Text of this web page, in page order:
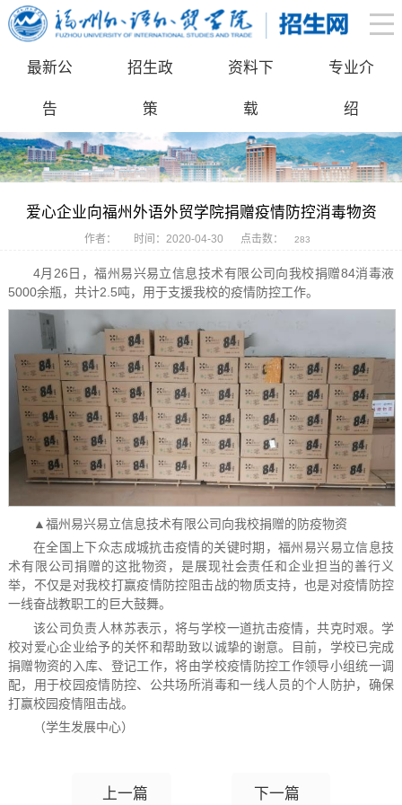
最新公
告
招生政
策
资料下
载
专业介
绍
爱心企业向福州外语外贸学院捐赠疫情防控消毒物资
作者： 时间：2020-04-30 点击数： 283
4月26日，福州易兴易立信息技术有限公司向我校捐赠84消毒液
5000余瓶，共计2.5吨，用于支援我校的疫情防控工作。
▲福州易兴易立信息技术有限公司向我校捐赠的防疫物资
在全国上下众志成城抗击疫情的关键时期，福州易兴易立信息技
术有限公司捐赠的这批物资，是展现社会责任和企业担当的善行义
举，不仅是对我校打赢疫情防控阻击战的物质支持，也是对疫情防控
一线奋战教职工的巨大鼓舞。
该公司负责人林苏表示，将与学校一道抗击疫情，共克时艰。学
校对爱心企业给予的关怀和帮助致以诚挚的谢意。目前，学校已完成
捐赠物资的入库、登记工作，将由学校疫情防控工作领导小组统一调
配，用于校园疫情防控、公共场所消毒和一线人员的个人防护，确保
打赢校园疫情阻击战。
（学生发展中心）
上一篇 下一篇